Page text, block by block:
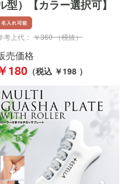
型）【カラー選択可】
考上代： ￥360 （税抜）
売価格
180 （税込 ￥198 ）